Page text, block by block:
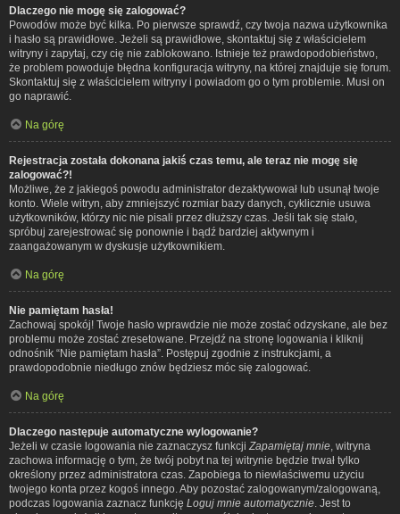
Dlaczego nie mogę się zalogować?
Powodów może być kilka. Po pierwsze sprawdź, czy twoja nazwa użytkownika
i hasło są prawidłowe. Jeżeli są prawidłowe, skontaktuj się z właścicielem
witryny i zapytaj, czy cię nie zablokowano. Istnieje też prawdopodobieństwo,
że problem powoduje błędna konfiguracja witryny, na której znajduje się forum.
Skontaktuj się z właścicielem witryny i powiadom go o tym problemie. Musi on
go naprawić.
Na górę
Rejestracja została dokonana jakiś czas temu, ale teraz nie mogę się
zalogować?!
Możliwe, że z jakiegoś powodu administrator dezaktywował lub usunął twoje
konto. Wiele witryn, aby zmniejszyć rozmiar bazy danych, cyklicznie usuwa
użytkowników, którzy nic nie pisali przez dłuższy czas. Jeśli tak się stało,
spróbuj zarejestrować się ponownie i bądź bardziej aktywnym i
zaangażowanym w dyskusje użytkownikiem.
Na górę
Nie pamiętam hasła!
Zachowaj spokój! Twoje hasło wprawdzie nie może zostać odzyskane, ale bez
problemu może zostać zresetowane. Przejdź na stronę logowania i kliknij
odnośnik “Nie pamiętam hasła”. Postępuj zgodnie z instrukcjami, a
prawdopodobnie niedługo znów będziesz móc się zalogować.
Na górę
Dlaczego następuje automatyczne wylogowanie?
Jeżeli w czasie logowania nie zaznaczysz funkcji Zapamiętaj mnie , witryna
zachowa informację o tym, że twój pobyt na tej witrynie będzie trwał tylko
określony przez administratora czas. Zapobiega to niewłaściwemu użyciu
twojego konta przez kogoś innego. Aby pozostać zalogowanym/zalogowaną,
podczas logowania zaznacz funkcję Loguj mnie automatycznie . Jest to